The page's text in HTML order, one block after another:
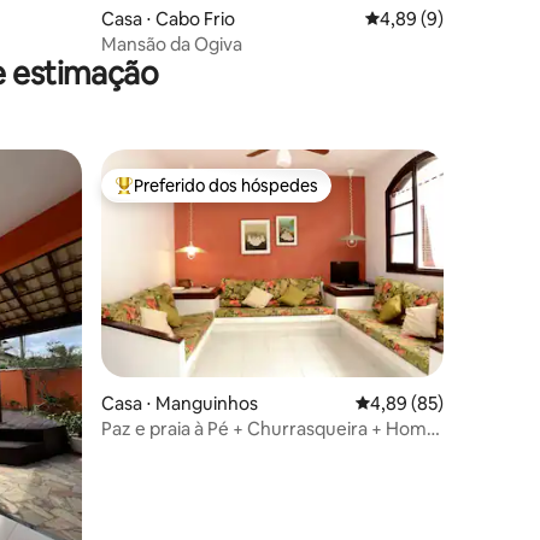
Casa ⋅ Cabo Frio 4,89 de uma
4,89 (9)
Mansão da Ogiva
estimação
hóspedes Entre os melhores preferidos dos hóspedes
Preferido dos hóspedes
Casa ⋅ Manguinhos 4,89 de uma
4,89 (85)
Paz e praia à Pé + Churrasqueira + Home